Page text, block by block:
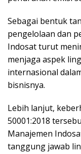
Sebagai bentuk
pengelolaan dan
Indosat turut
menjaga aspek
internasional
bisnisnya.
Lebih lanjut,
50001:2018
Manajemen
tanggung jawab